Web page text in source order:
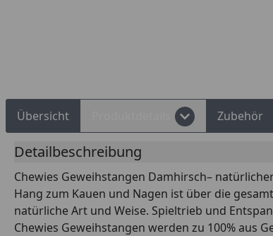
Übersicht Zubehör
Detailbeschreibung
Chewies Geweihstangen Damhirsch–
Hang zum Kauen und Nagen ist über die
natürliche Art und Weise. Spieltrieb und
Chewies Geweihstangen werden zu 100% aus